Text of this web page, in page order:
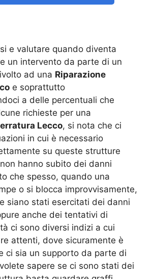
e valutare quando diventa
un intervento da parte di un
ad una Riparazione
e soprattutto
a delle percentuali che
richieste per una
Lecco, si nota che ci
in cui è necessario
su queste strutture
hanno subito dei danni
che spesso, quando una
o si blocca improvvisamente,
siano stati esercitati dei danni
anche dei tentativi di
ci sono diversi indizi a cui
attenti, dove sicuramente è
ci sia un supporto da parte di
sapere se ci sono stati dei